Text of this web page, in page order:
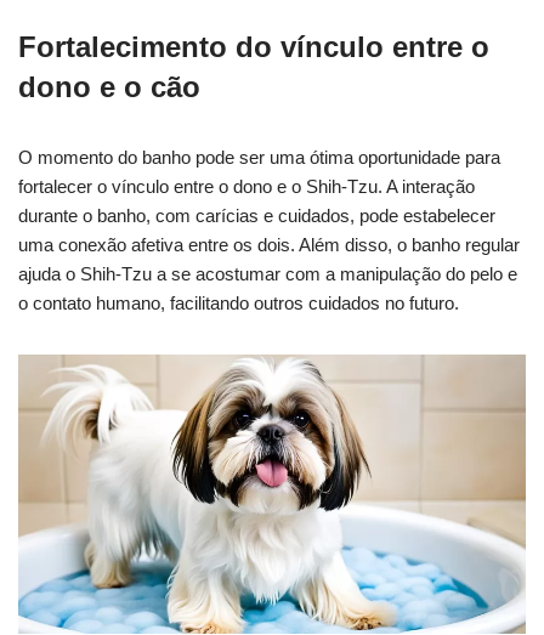
Fortalecimento do vínculo entre o
dono e o cão
O momento do banho pode ser uma ótima oportunidade para
fortalecer o vínculo entre o dono e o Shih-Tzu. A interação
durante o banho, com carícias e cuidados, pode estabelecer
uma conexão afetiva entre os dois. Além disso, o banho regular
ajuda o Shih-Tzu a se acostumar com a manipulação do pelo e
o contato humano, facilitando outros cuidados no futuro.